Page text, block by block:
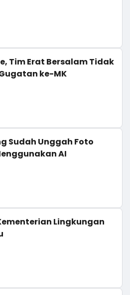
Tim Erat Bersalam Tidak
ke-MK
Sudah Unggah Foto
AI
Lingkungan